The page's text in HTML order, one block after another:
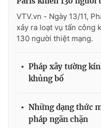
Ðiện thoại Thời báo VTV:
Email:toasoan@vtv.vn
Liên hệ quảng cáo:
024-
VTV.vn - Ngày 13/11,
xảy ra loạt vụ tấn công
130 người thiệt mạng.
Pháp xây tường
khủng bố
Những dạng thức
pháp ngăn chặn